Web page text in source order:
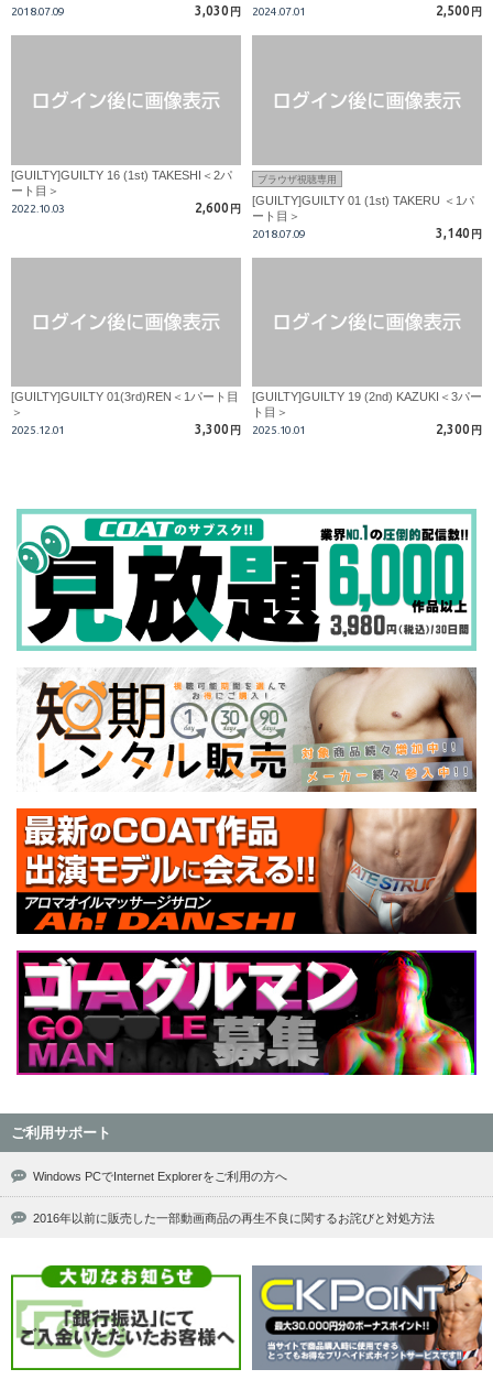
2018.07.09 3,030 円 2024.07.01 2,500 円
[GUILTY]GUILTY 16 (1st) TAKESHI＜2パ
ート目＞
2022.10.03 2,600 円
ブラウザ視聴専用
[GUILTY]GUILTY 01 (1st) TAKERU ＜1パ
ート目＞
2018.07.09 3,140 円
[GUILTY]GUILTY 01(3rd)REN＜1パート目
＞
2025.12.01 3,300 円
[GUILTY]GUILTY 19 (2nd) KAZUKI＜3パー
ト目＞
2025.10.01 2,300 円
ご利用サポート
Windows PCでInternet Explorerをご利用の方へ
2016年以前に販売した一部動画商品の再生不良に関するお詫びと対処方法